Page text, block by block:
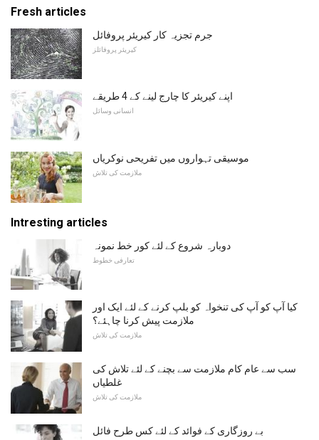
Fresh articles
جرم تجزیہ کار کیریئر پروفائل
کیریئر پروفائلز
اپنے کیریئر کا چارج لینے کے 4 طریقے
انسانی وسائل
موسیقی تہواروں میں تفریحی نوکریاں
ملازمت کی تلاش
Intresting articles
دوبارہ شروع کے لئے کور خط نمونہ
تعارفی خطوط
کیا آپ کو آپ کی تنخواہ کو بلپ کرنے کے لئے ایک اور
ملازمت پیش کرنا چاہئے؟
ملازمت کی تلاش
سب سے عام کام ملازمت سے بچنے کے لئے تلاش کی
غلطیاں
ملازمت کی تلاش
بے روزگاری کے فوائد کے لئے کس طرح فائل